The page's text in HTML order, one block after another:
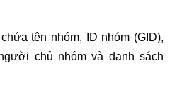
tên nhóm, ID nhóm (GID),
chủ nhóm và danh sách